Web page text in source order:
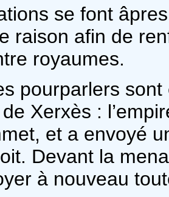
se font
raison afin de
royaumes.
pourparlers
Xerxès :
et a envoyé
Devant la
à nouveau